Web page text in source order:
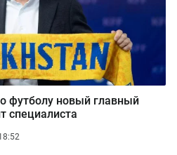
футболу новый главный
специалиста